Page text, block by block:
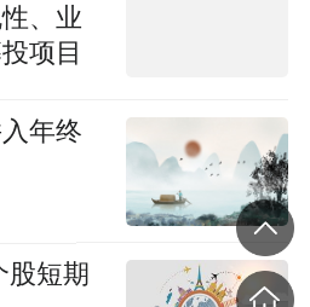
、业
项目
年终
股短期